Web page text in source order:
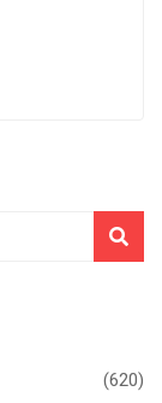
TÌM
(620)